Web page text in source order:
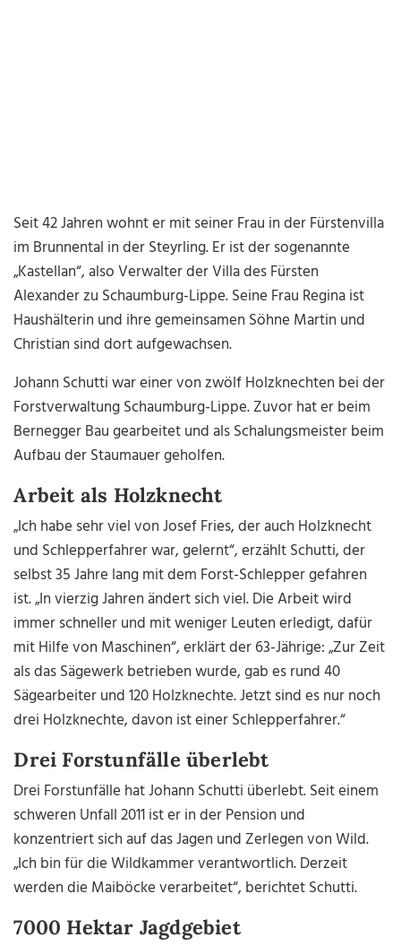
Seit 42 Jahren wohnt er mit seiner Frau in der Fürstenvilla
im Brunnental in der Steyrling. Er ist der sogenannte
„Kastellan“, also Verwalter der Villa des Fürsten
Alexander zu Schaumburg-Lippe. Seine Frau Regina ist
Haushälterin und ihre gemeinsamen Söhne Martin und
Christian sind dort aufgewachsen.
Johann Schutti war einer von zwölf Holzknechten bei der
Forstverwaltung Schaumburg-Lippe. Zuvor hat er beim
Bernegger Bau gearbeitet und als Schalungsmeister beim
Aufbau der Staumauer geholfen.
Arbeit als Holzknecht
„Ich habe sehr viel von Josef Fries, der auch Holzknecht
und Schlepperfahrer war, gelernt“, erzählt Schutti, der
selbst 35 Jahre lang mit dem Forst-Schlepper gefahren
ist. „In vierzig Jahren ändert sich viel. Die Arbeit wird
immer schneller und mit weniger Leuten erledigt, dafür
mit Hilfe von Maschinen“, erklärt der 63-Jährige: „Zur Zeit
als das Sägewerk betrieben wurde, gab es rund 40
Sägearbeiter und 120 Holzknechte. Jetzt sind es nur noch
drei Holzknechte, davon ist einer Schlepperfahrer.“
Drei Forstunfälle überlebt
Drei Forstunfälle hat Johann Schutti überlebt. Seit einem
schweren Unfall 2011 ist er in der Pension und
konzentriert sich auf das Jagen und Zerlegen von Wild.
„Ich bin für die Wildkammer verantwortlich. Derzeit
werden die Maiböcke verarbeitet“, berichtet Schutti.
7000 Hektar Jagdgebiet